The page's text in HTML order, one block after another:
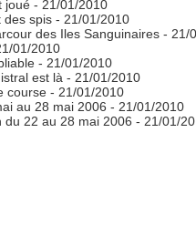
joué - 21/01/2010
des spis - 21/01/2010
des Iles Sanguinaires - 21/
01/2010
- 21/01/2010
est là - 21/01/2010
course - 21/01/2010
au 28 mai 2006 - 21/01/2010
du 22 au 28 mai 2006 - 21/01/